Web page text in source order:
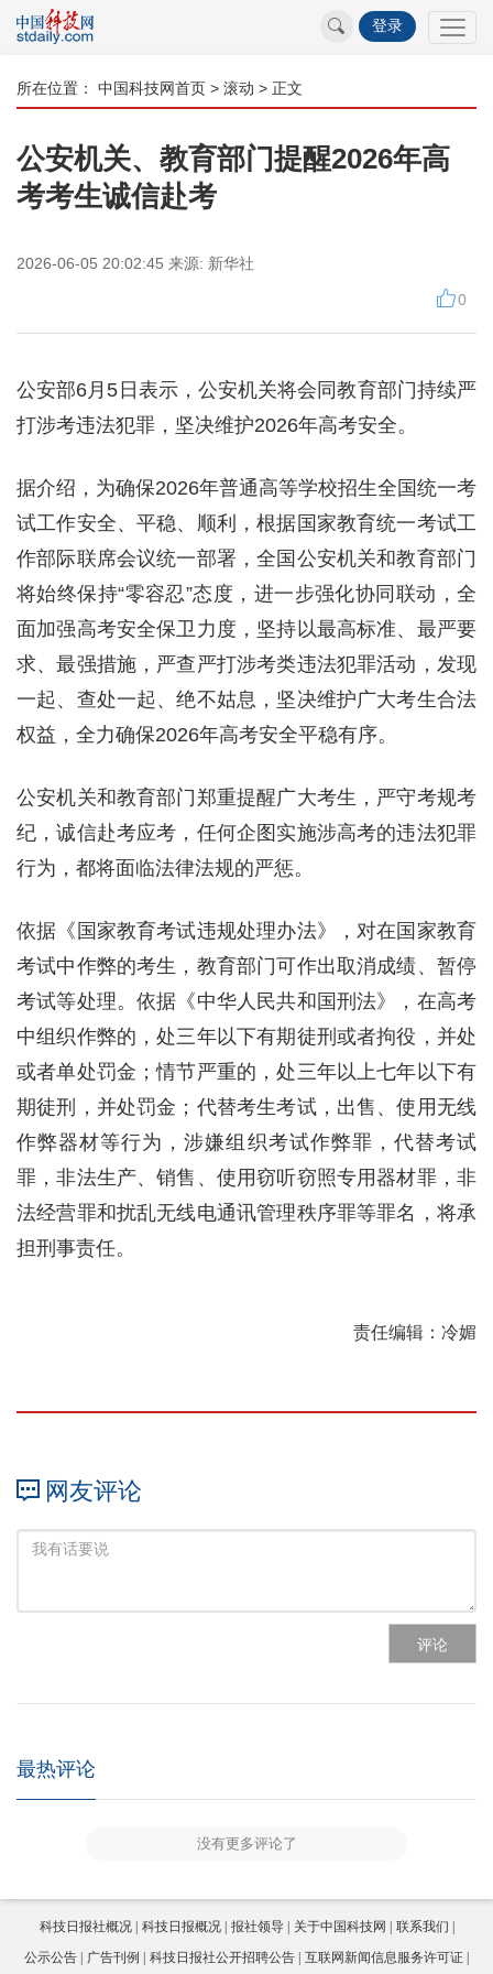
登录
所在位置： 中国科技网首页 > 滚动 > 正文
公安机关、教育部门提醒2026年高
考考生诚信赴考
2026-06-05 20:02:45 来源: 新华社
0
公安部6月5日表示，公安机关将会同教育部门持续严
打涉考违法犯罪，坚决维护2026年高考安全。
据介绍，为确保2026年普通高等学校招生全国统一考
试工作安全、平稳、顺利，根据国家教育统一考试工
作部际联席会议统一部署，全国公安机关和教育部门
将始终保持“零容忍”态度，进一步强化协同联动，全
面加强高考安全保卫力度，坚持以最高标准、最严要
求、最强措施，严查严打涉考类违法犯罪活动，发现
一起、查处一起、绝不姑息，坚决维护广大考生合法
权益，全力确保2026年高考安全平稳有序。
公安机关和教育部门郑重提醒广大考生，严守考规考
纪，诚信赴考应考，任何企图实施涉高考的违法犯罪
行为，都将面临法律法规的严惩。
依据《国家教育考试违规处理办法》，对在国家教育
考试中作弊的考生，教育部门可作出取消成绩、暂停
考试等处理。依据《中华人民共和国刑法》，在高考
中组织作弊的，处三年以下有期徒刑或者拘役，并处
或者单处罚金；情节严重的，处三年以上七年以下有
期徒刑，并处罚金；代替考生考试，出售、使用无线
作弊器材等行为，涉嫌组织考试作弊罪，代替考试
罪，非法生产、销售、使用窃听窃照专用器材罪，非
法经营罪和扰乱无线电通讯管理秩序罪等罪名，将承
担刑事责任。
责任编辑：冷媚
网友评论
评论
最热评论
没有更多评论了
科技日报社概况 科技日报概况 报社领导 关于中国科技网
联系我们
公示公告
广告刊例 科技日报社公开招聘公告 互联网新闻信息服务许可证